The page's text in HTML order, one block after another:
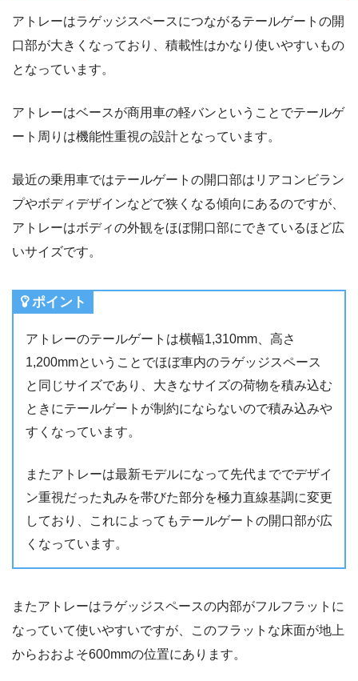
アトレーはラゲッジスペースにつながるテールゲートの開
口部が大きくなっており、積載性はかなり使いやすいもの
となっています。
アトレーはベースが商用車の軽バンということでテールゲ
ート周りは機能性重視の設計となっています。
最近の乗用車ではテールゲートの開口部はリアコンビラン
プやボディデザインなどで狭くなる傾向にあるのですが、
アトレーはボディの外観をほぼ開口部にできているほど広
いサイズです。
ポイント
アトレーのテールゲートは横幅1,310mm、高さ
1,200mmということでほぼ車内のラゲッジスペース
と同じサイズであり、大きなサイズの荷物を積み込む
ときにテールゲートが制約にならないので積み込みや
すくなっています。
またアトレーは最新モデルになって先代まででデザイ
ン重視だった丸みを帯びた部分を極力直線基調に変更
しており、これによってもテールゲートの開口部が広
くなっています。
またアトレーはラゲッジスペースの内部がフルフラットに
なっていて使いやすいですが、このフラットな床面が地上
からおおよそ600mmの位置にあります。